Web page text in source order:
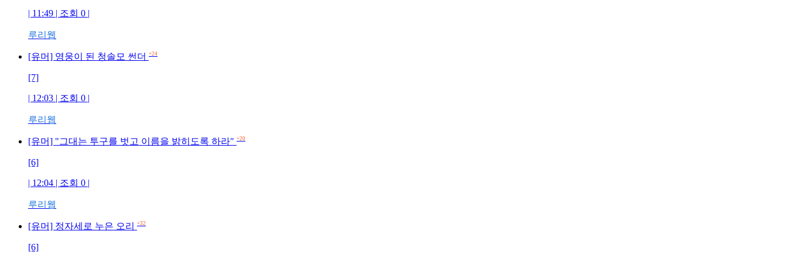
| 11:49 | 조회 0 |
루리웹
[유머] 영웅이 된 청솔모 썬더 +24
[7]
| 12:03 | 조회 0 |
루리웹
[유머] "그대는 투구를 벗고 이름을 밝히도록 하라" +20
[6]
| 12:04 | 조회 0 |
루리웹
[유머] 정자세로 누은 오리 +32
[6]